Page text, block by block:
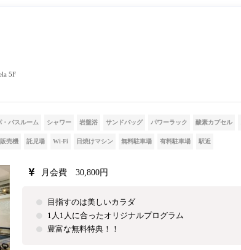
5F
・バスルーム シャワー 岩盤浴 サンドバッグ パワーラック 酸素カプセル
売機 託児場 Wi-Fi 日焼けマシン 無料駐車場 有料駐車場 駅近
月会費 30,800円
目指すのは美しいカラダ
1人1人に合ったオリジナルプログラム
豊富な無料特典！！